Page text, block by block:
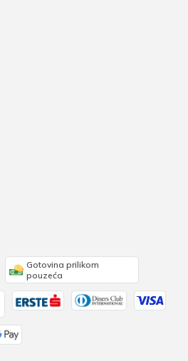
Gotovina prilikom
pouzeća